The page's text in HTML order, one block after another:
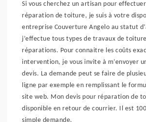
Si vous cherchez un artisan pour
réparation de toiture, je suis à votre
entreprise Couverture Angelo au statut
j’effectue tous types de travaux de
réparations. Pour connaitre les coûts
intervention, je vous invite à m’envoyer
devis. La demande peut se faire de
ligne par exemple en remplissant le
site web. Mon devis pour réparation de
disponible en retour de courrier. Il est
simple demande.